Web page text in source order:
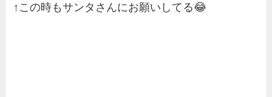
↑この時もサンタさんにお願いしてる😂